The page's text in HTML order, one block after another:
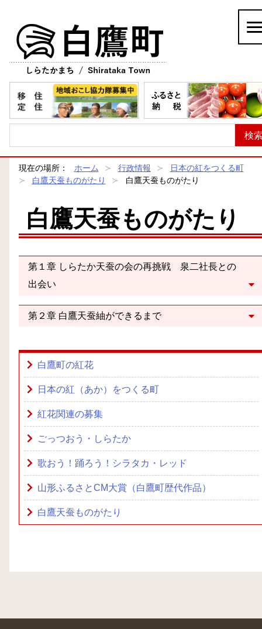
現在の場所： ホーム 行政情報
日本の紅をつくる町
白鷹天蚕ものがたり
白鷹天蚕ものがたり
白鷹天蚕ものがたり
第１章 しらたか天蚕の会の再挑戦 泉二社長との
出会い
第２章 白鷹天蚕紬ができるまで
白鷹町の紅花
日本の紅（あか）をつくる町
紅花関連の募集
ごっつおう・しらたか
歌おう！踊ろう！シラタカ・レッド
山形ふるさとCM大賞（白鷹町歴代作品）
白鷹天蚕ものがたり